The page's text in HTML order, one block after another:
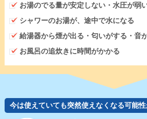
お湯のでる量が安定しない・水圧が弱
シャワーのお湯が、途中で水になる
給湯器から煙が出る・匂いがする・音
お風呂の追炊きに時間がかかる
今は使えていても突然使えなくなる可能性